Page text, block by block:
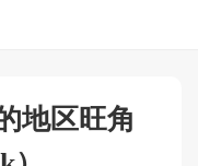
地区旺角